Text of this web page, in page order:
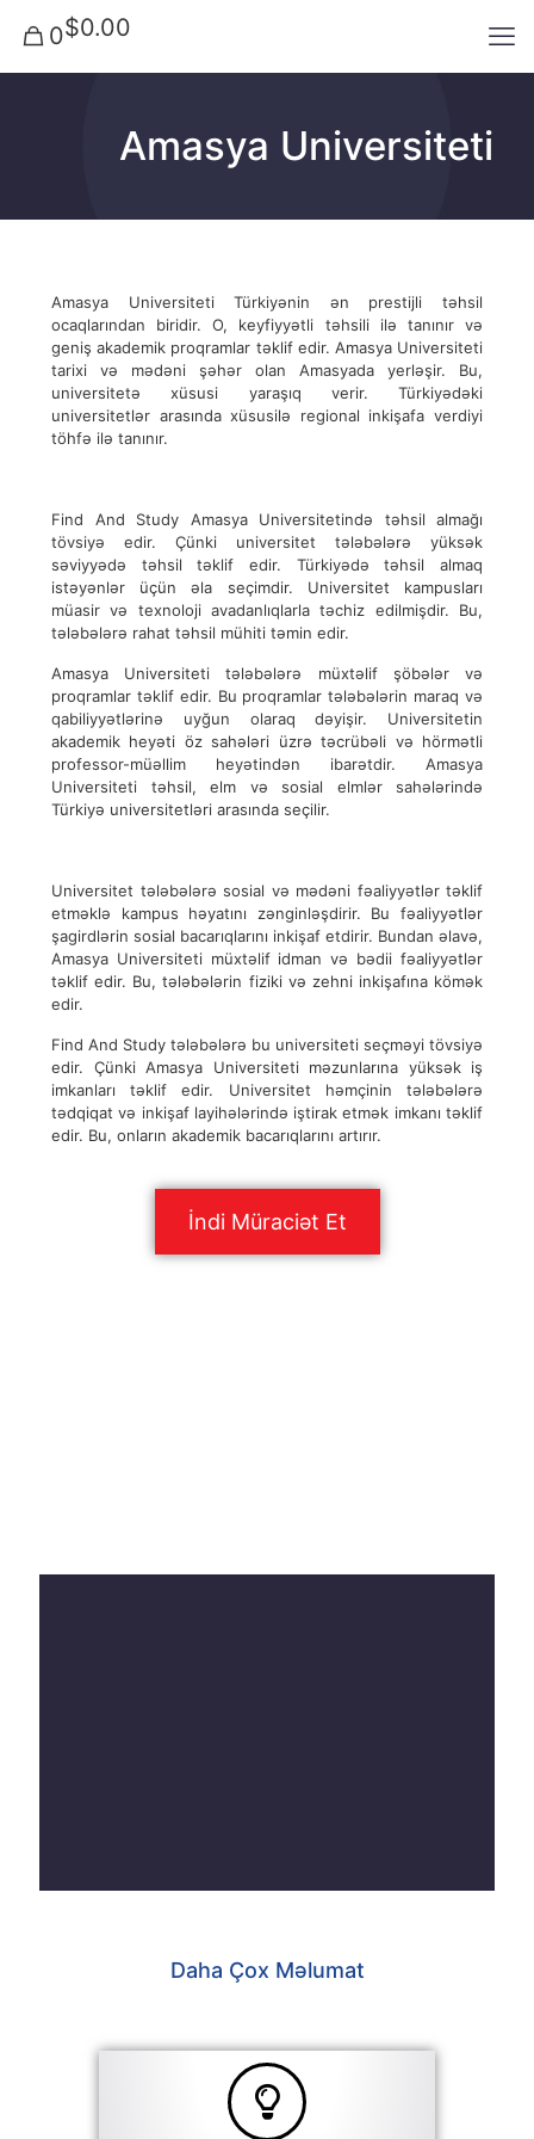
0$0.00
Amasya Universiteti
Amasya Universiteti Türkiyənin ən prestijli təhsil
ocaqlarından biridir. O, keyfiyyətli təhsili ilə tanınır və
geniş akademik proqramlar təklif edir. Amasya Universiteti
tarixi və mədəni şəhər olan Amasyada yerləşir. Bu,
universitetə xüsusi yaraşıq verir. Türkiyədəki
universitetlər arasında xüsusilə regional inkişafa verdiyi
töhfə ilə tanınır.
Find And Study Amasya Universitetində təhsil almağı
tövsiyə edir. Çünki universitet tələbələrə yüksək
səviyyədə təhsil təklif edir. Türkiyədə təhsil almaq
istəyənlər üçün əla seçimdir. Universitet kampusları
müasir və texnoloji avadanlıqlarla təchiz edilmişdir. Bu,
tələbələrə rahat təhsil mühiti təmin edir.
Amasya Universiteti tələbələrə müxtəlif şöbələr və
proqramlar təklif edir. Bu proqramlar tələbələrin maraq və
qabiliyyətlərinə uyğun olaraq dəyişir. Universitetin
akademik heyəti öz sahələri üzrə təcrübəli və hörmətli
professor-müəllim heyətindən ibarətdir. Amasya
Universiteti təhsil, elm və sosial elmlər sahələrində
Türkiyə universitetləri arasında seçilir.
Universitet tələbələrə sosial və mədəni fəaliyyətlər təklif
etməklə kampus həyatını zənginləşdirir. Bu fəaliyyətlər
şagirdlərin sosial bacarıqlarını inkişaf etdirir. Bundan əlavə,
Amasya Universiteti müxtəlif idman və bədii fəaliyyətlər
təklif edir. Bu, tələbələrin fiziki və zehni inkişafına kömək
edir.
Find And Study tələbələrə bu universiteti seçməyi tövsiyə
edir. Çünki Amasya Universiteti məzunlarına yüksək iş
imkanları təklif edir. Universitet həmçinin tələbələrə
tədqiqat və inkişaf layihələrində iştirak etmək imkanı təklif
edir. Bu, onların akademik bacarıqlarını artırır.
İndi Müraciət Et
Daha Çox Məlumat